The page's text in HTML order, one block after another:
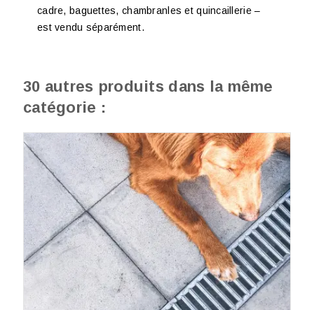
cadre, baguettes, chambranles et quincaillerie –
est vendu séparément.
30 autres produits dans la même
catégorie :